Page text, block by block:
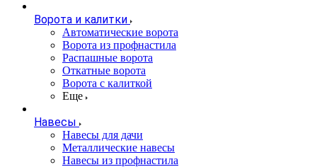
Ворота и калитки
Автоматические ворота
Ворота из профнастила
Распашные ворота
Откатные ворота
Ворота с калиткой
Еще
Навесы
Навесы для дачи
Металлические навесы
Навесы из профнастила